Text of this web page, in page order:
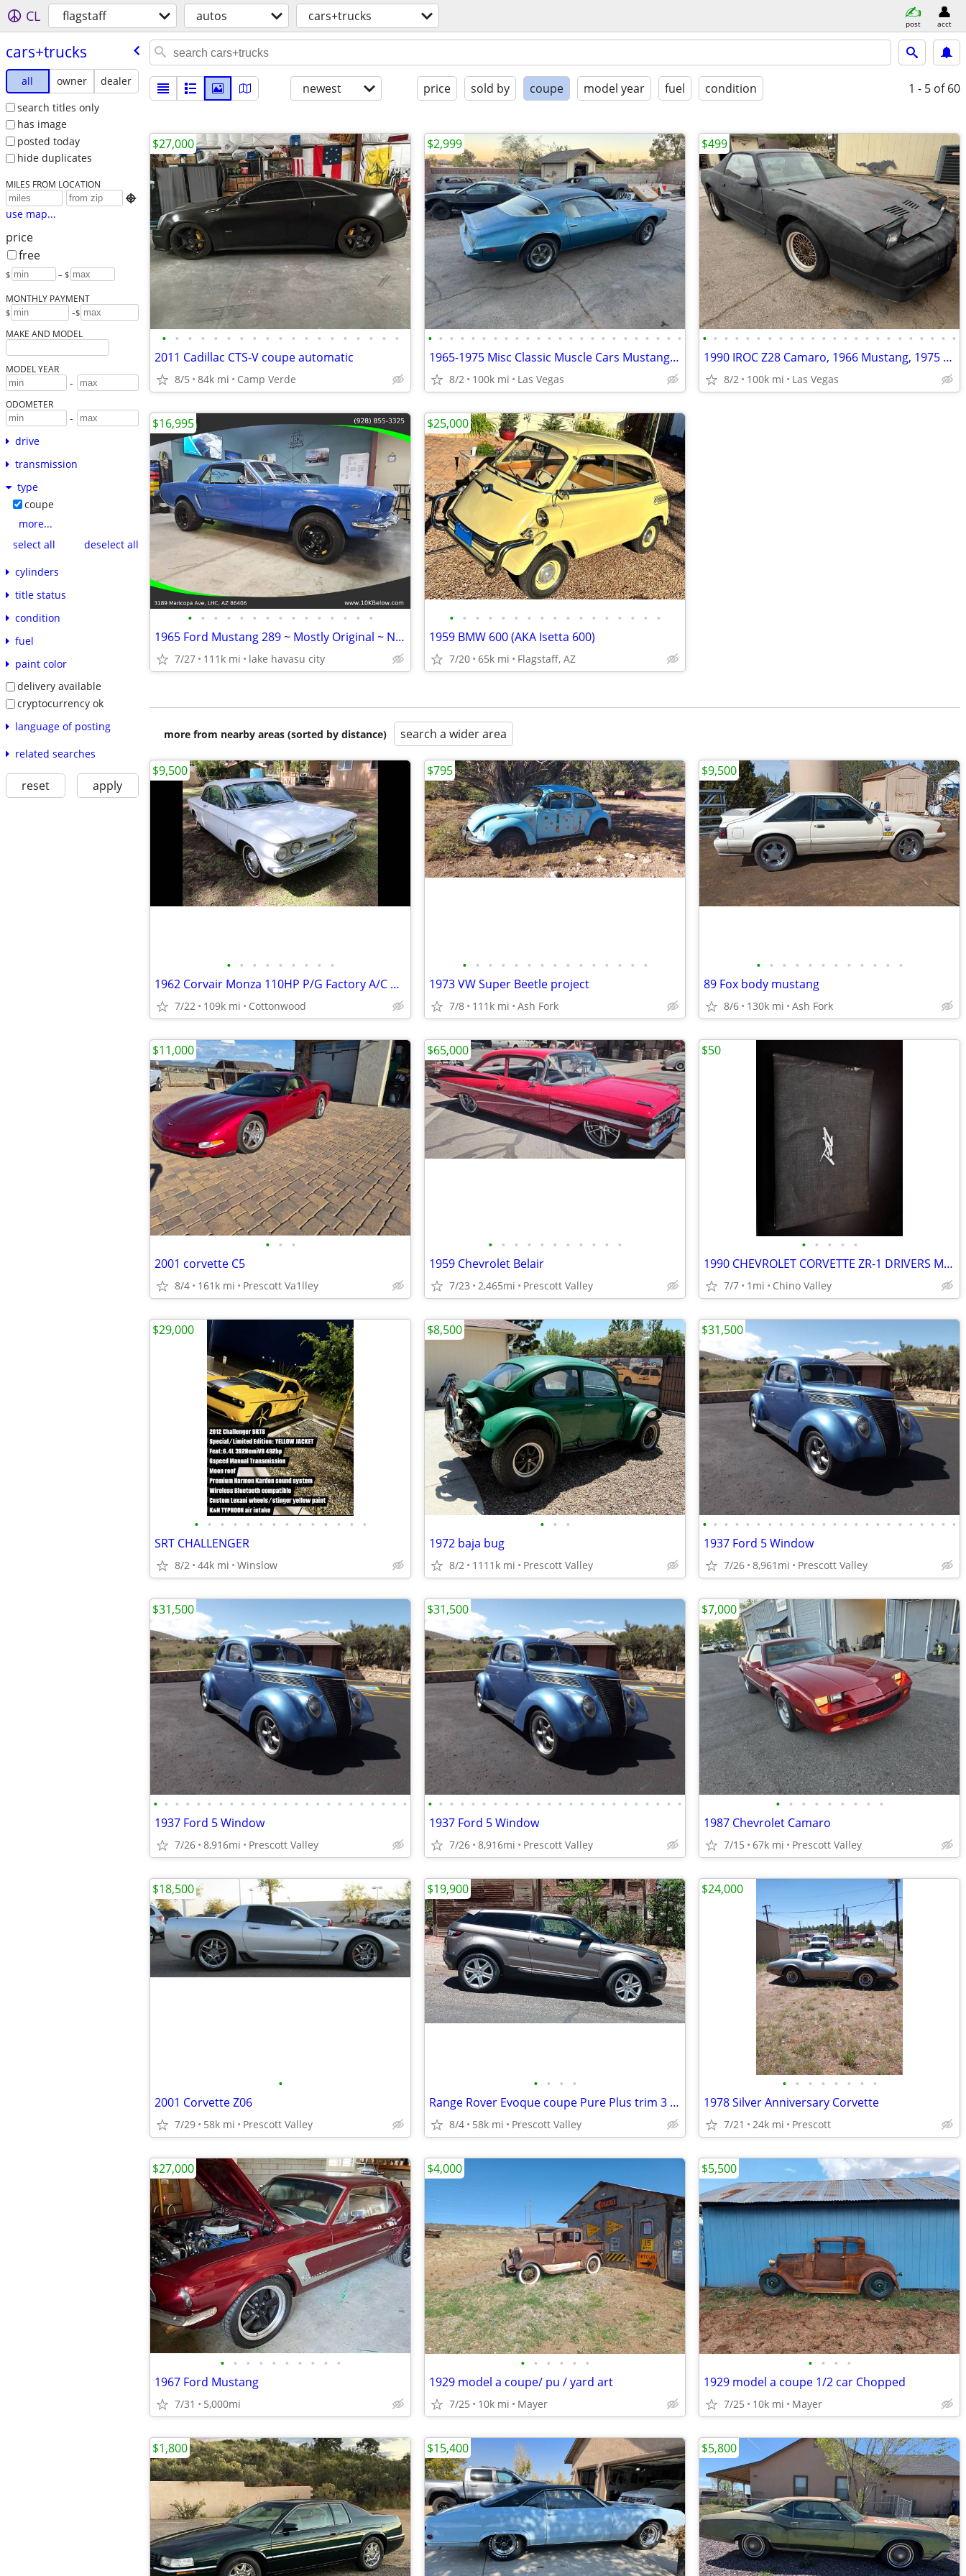
CL flagstaff autos cars+trucks post acct
cars+trucks
all owner
dealer
search titles only
has image
posted today
hide duplicates
MILES FROM LOCATION

use map...
price
free
$ – $
MONTHLY PAYMENT
$ -$
MAKE AND MODEL
MODEL YEAR
-
ODOMETER
-
drive
transmission
type
coupe
more...
select all
deselect all
cylinders
title status
condition
fuel
paint color
delivery available
cryptocurrency ok
language of posting
related searches
reset apply
newest price sold by coupe model year fuel condition 1 - 5 of 60
• • • • • • • • • • • • • • • • • • •
2011 Cadillac CTS-V coupe automatic
8/5 84k mi Camp Verde
$27,000
• • • • • • • • • • • • • • • • • • • • • • • •
1965-1975 Misc Classic Muscle Cars Mustang Camaro
8/2 100k mi Las Vegas
$2,999
• • • • • • • • • • • • • • • • • • • • • • • •
1990 IROC Z28 Camaro, 1966 Mustang, 1975 Firebird Trans Am
8/2 100k mi Las Vegas
$499
• • • • • • • • • • • • • • •
1965 Ford Mustang 289 ~ Mostly Original ~ New Wheels and Tires
7/27 111k mi lake havasu city
$16,995
• • • • • • • • • • • • • • • • •
1959 BMW 600 (AKA Isetta 600)
7/20 65k mi Flagstaff, AZ
$25,000
more from nearby areas (sorted by distance) search a wider area
• • • • • • • • •
1962 Corvair Monza 110HP P/G Factory A/C Cottonwood
7/22 109k mi Cottonwood
$9,500
• • • • • • • • • • • • • • •
1973 VW Super Beetle project
7/8 111k mi Ash Fork
$795
• • • • • • • • • • • •
89 Fox body mustang
8/6 130k mi Ash Fork
$9,500
• • •
2001 corvette C5
8/4 161k mi Prescott Va1lley
$11,000
• • • • • • • • • • •
1959 Chevrolet Belair
7/23 2,465mi Prescott Valley
$65,000
• • • • •
1990 CHEVROLET CORVETTE ZR-1 DRIVERS MANUAL - ORIGINAL
7/7 1mi Chino Valley
$50
• • • • • • • • • • • • • •
SRT CHALLENGER
8/2 44k mi Winslow
$29,000
• • •
1972 baja bug
8/2 1111k mi Prescott Valley
$8,500
• • • • • • • • • • • • • • • • • • • • • • • •
1937 Ford 5 Window
7/26 8,961mi Prescott Valley
$31,500
• • • • • • • • • • • • • • • • • • • • • • • •
1937 Ford 5 Window
7/26 8,916mi Prescott Valley
$31,500
• • • • • • • • • • • • • • • • • • • • • • • •
1937 Ford 5 Window
7/26 8,916mi Prescott Valley
$31,500
• • • • • • • • •
1987 Chevrolet Camaro
7/15 67k mi Prescott Valley
$7,000
•
2001 Corvette Z06
7/29 58k mi Prescott Valley
$18,500
• • • •
Range Rover Evoque coupe Pure Plus trim 3 door hatchback Like new
8/4 58k mi Prescott Valley
$19,900
• • • • • • • •
1978 Silver Anniversary Corvette
7/21 24k mi Prescott
$24,000
• • • • • • • • • •
1967 Ford Mustang
7/31 5,000mi
$27,000
• • • • • •
1929 model a coupe/ pu / yard art
7/25 10k mi Mayer
$4,000
• • • •
1929 model a coupe 1/2 car Chopped
7/25 10k mi Mayer
$5,500
$1,800 $15,400 $5,800